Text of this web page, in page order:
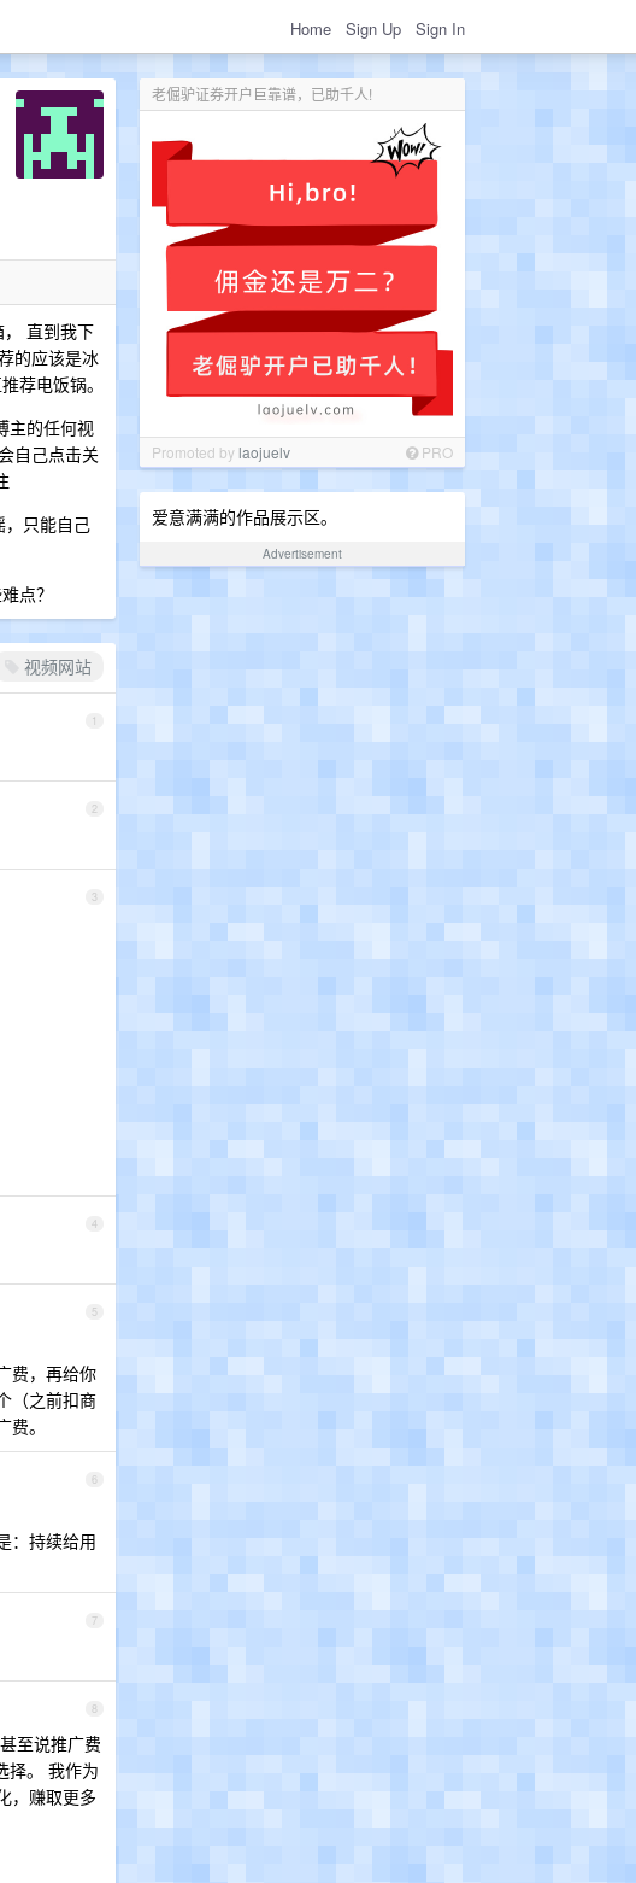
Home Sign Up Sign In
老倔驴证券开户巨靠谱，已助千人!
Promoted bylaojuelv PRO
爱意满满的作品展示区。
Advertisement
直到我下
的应该是冰
荐电饭锅。
主的任何视
自己点击关
，只能自己
点？
视频网站
1
2
3
4
5
费，再给你
（之前扣商
。
6
：持续给用
7
8
至说推广费
择。 我作为
，赚取更多